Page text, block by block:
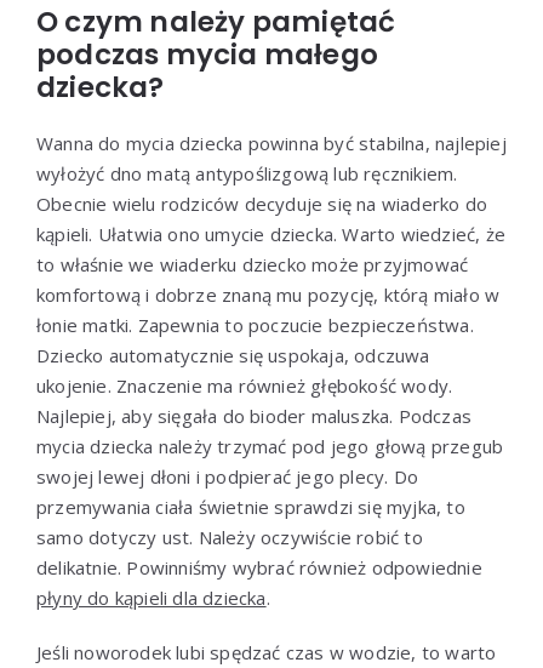
O czym należy pamiętać
podczas mycia małego
dziecka?
Wanna do mycia dziecka powinna być stabilna, najlepiej
wyłożyć dno matą antypoślizgową lub ręcznikiem.
Obecnie wielu rodziców decyduje się na wiaderko do
kąpieli. Ułatwia ono umycie dziecka. Warto wiedzieć, że
to właśnie we wiaderku dziecko może przyjmować
komfortową i dobrze znaną mu pozycję, którą miało w
łonie matki. Zapewnia to poczucie bezpieczeństwa.
Dziecko automatycznie się uspokaja, odczuwa
ukojenie. Znaczenie ma również głębokość wody.
Najlepiej, aby sięgała do bioder maluszka. Podczas
mycia dziecka należy trzymać pod jego głową przegub
swojej lewej dłoni i podpierać jego plecy. Do
przemywania ciała świetnie sprawdzi się myjka, to
samo dotyczy ust. Należy oczywiście robić to
delikatnie. Powinniśmy wybrać również odpowiednie
płyny do kąpieli dla dziecka.
Jeśli noworodek lubi spędzać czas w wodzie, to warto